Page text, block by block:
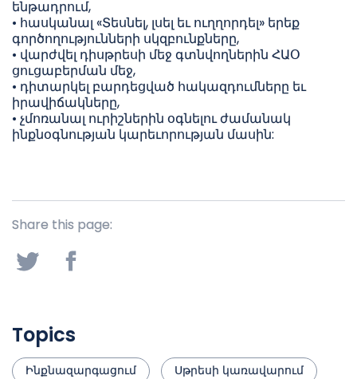
ենթադրում,
• հասկանալ «Տեսնել, լսել եւ ուղղորդել» երեք
գործողությունների սկզբունքները,
• վարժվել դիսթրեսի մեջ գտնվողներին ՀԱՕ
ցուցաբերման մեջ,
• դիտարկել բարդեցված հակազդումները եւ
իրավիճակները,
• չմոռանալ ուրիշներին օգնելու ժամանակ
ինքնօգնության կարեւորության մասին:
Share this page:
Topics
Ինքնազարգացում Սթրեսի կառավարում